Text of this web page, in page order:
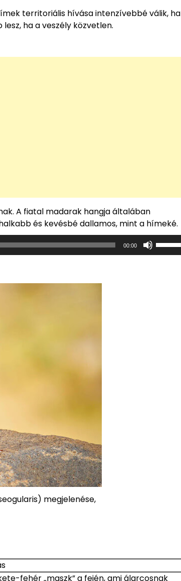
territoriális hívása intenzívebbé válik, ha
ha a veszély közvetlen.
A fiatal madarak hangja általában
és kevésbé dallamos, mint a hímeké.
00:00
megjelenése,
fehér „maszk” a fején, ami álarcosnak